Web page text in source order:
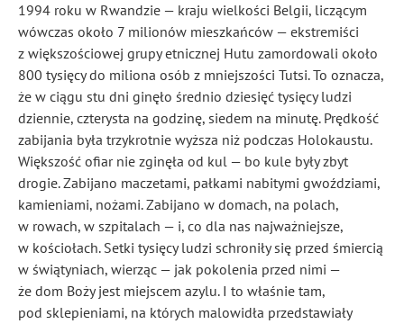
1994 roku w Rwandzie — kraju wielkości Belgii, liczącym
wówczas około 7 milionów mieszkańców — ekstremiści
z większościowej grupy etnicznej Hutu zamordowali około
800 tysięcy do miliona osób z mniejszości Tutsi. To oznacza,
że w ciągu stu dni ginęło średnio dziesięć tysięcy ludzi
dziennie, czterysta na godzinę, siedem na minutę. Prędkość
zabijania była trzykrotnie wyższa niż podczas Holokaustu.
Większość ofiar nie zginęła od kul — bo kule były zbyt
drogie. Zabijano maczetami, pałkami nabitymi gwoździami,
kamieniami, nożami. Zabijano w domach, na polach,
w rowach, w szpitalach — i, co dla nas najważniejsze,
w kościołach. Setki tysięcy ludzi schroniły się przed śmiercią
w świątyniach, wierząc — jak pokolenia przed nimi —
że dom Boży jest miejscem azylu. I to właśnie tam,
pod sklepieniami, na których malowidła przedstawiały